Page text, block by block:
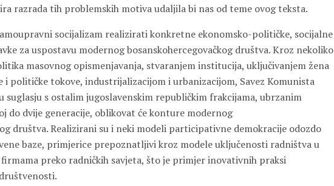
razrada tih problemskih motiva udaljila bi nas od teme ovog teksta.
socijalizam realizirati konkretne ekonomsko-političke, socijalne
za uspostavu modernog bosanskohercegovačkog društva. Kroz nekoliko
masovnog opismenjavanja, stvaranjem institucija, uključivanjem žena
i političke tokove, industrijalizacijom i urbanizacijom, Savez Komunista
suglasju s ostalim jugoslavenskim republičkim frakcijama, ubrzanim
do dvije generacije, oblikovat će konture modernog
društva. Realizirani su i neki modeli participativne demokracije odozdo
baze, primjerice prepoznatljivi kroz modele uključenosti radništva u
preko radničkih savjeta, što je primjer inovativnih praksi